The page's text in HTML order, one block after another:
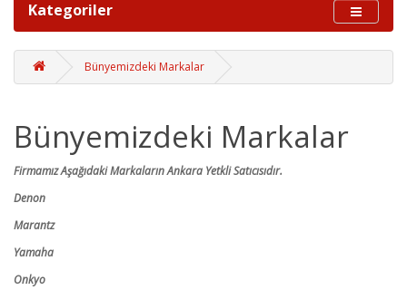
Kategoriler
Bünyemizdeki Markalar
Bünyemizdeki Markalar
Firmamız Aşağıdaki Markaların Ankara Yetkli Satıcısıdır.
Denon
Marantz
Yamaha
Onkyo